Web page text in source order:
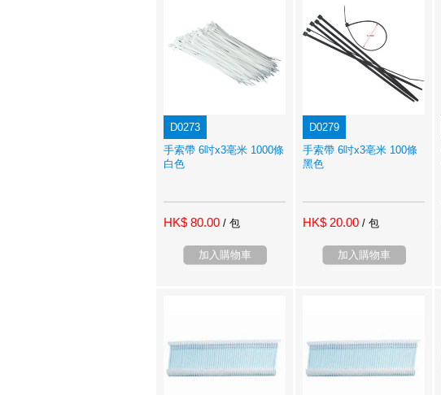
D0273
手索帶 6吋x3亳米 1000條
白色
HK$ 80.00 / 包
加入購物車
D0279
手索帶 6吋x3亳米 100條
黑色
HK$ 20.00 / 包
加入購物車